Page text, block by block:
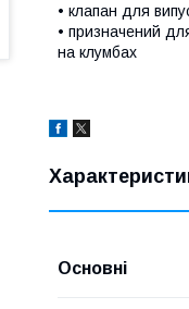
• клапан для
• призначений
на клумбах
Основні